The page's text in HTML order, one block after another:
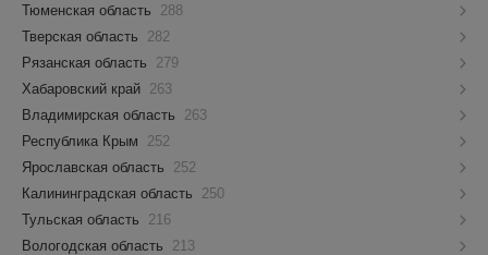
Тюменская область
288
Тверская область
282
Рязанская область
279
Хабаровский край 263
Владимирская область
263
Республика Крым
252
Ярославская область
252
Калининградская область
250
Тульская область
216
Вологодская область
213